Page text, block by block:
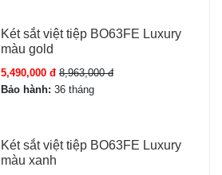
Két sắt việt tiệp BO63FE Luxury
màu gold
5,490,000 đ 8,963,000 đ
Bảo hành: 36 tháng
Két sắt việt tiệp BO63FE Luxury
màu xanh